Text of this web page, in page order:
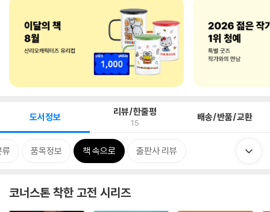
도서정보 리뷰/한줄평
15 배송/반품/교환
류 품목정보 책 속으로 출판사 리뷰
코너스톤 착한 고전 시리즈